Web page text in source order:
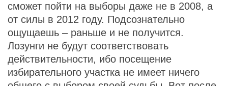
сможет пойти на выборы даже не в 2008, а
от силы в 2012 году. Подсознательно
ощущаешь – раньше и не получится.
Лозунги не будут соответствовать
действительности, ибо посещение
избирательного участка не имеет ничего